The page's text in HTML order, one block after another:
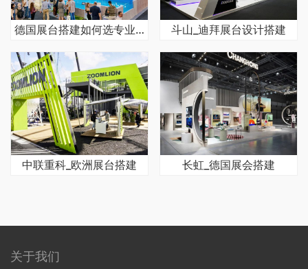
德国展台搭建如何选专业可靠的公司 斗山_迪拜展台设计搭建
中联重科_欧洲展台搭建 长虹_德国展会搭建
关于我们